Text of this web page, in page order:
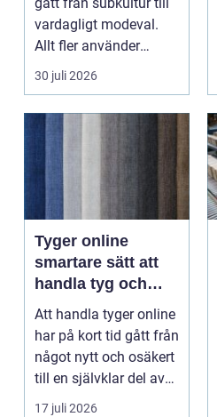
vardagligt modeval.
Allt fler använder
piercade smy...
30 juli 2026
Tyger online
smartare sätt att
handla tyg och
hemtextil
Att handla tyger online
har på kort tid gått från
något nytt och osäkert
till en självklar del av
må...
17 juli 2026